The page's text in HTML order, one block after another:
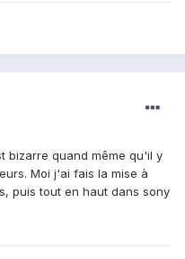
bizarre quand même qu'il y
Moi j'ai fais la mise à
puis tout en haut dans sony